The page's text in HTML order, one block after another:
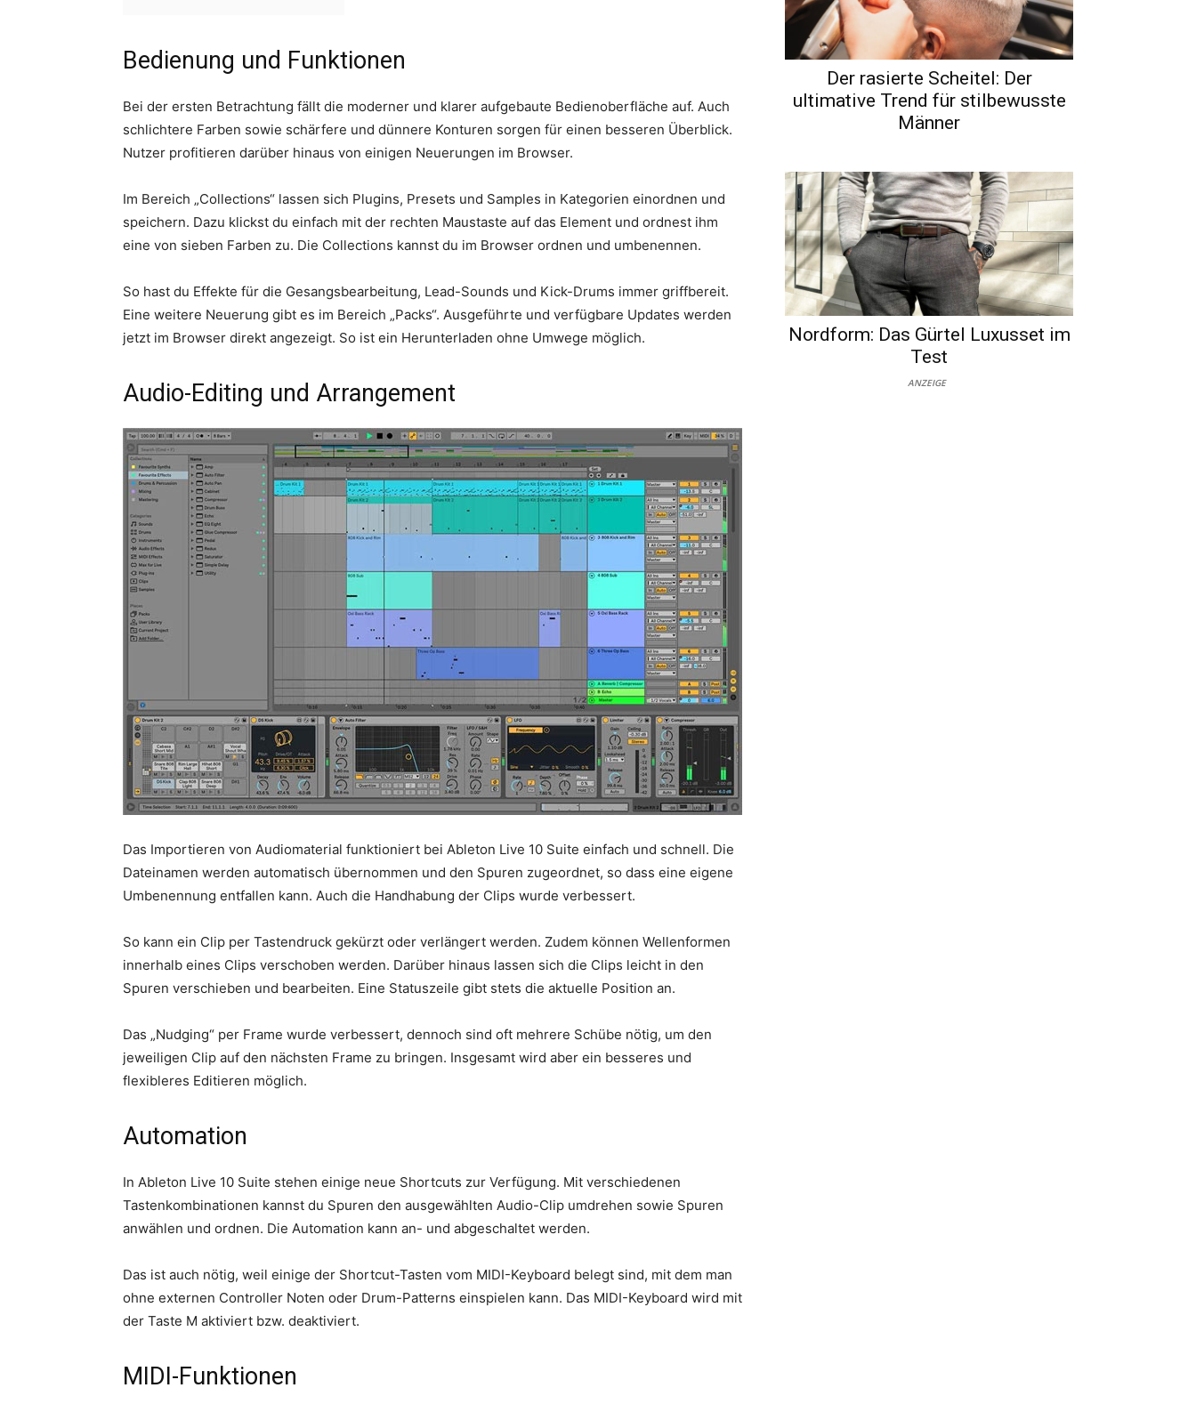
Bedienung und Funktionen
Bei der ersten Betrachtung fällt die moderner und klarer aufgebaute Bedienoberfläche auf. Auch
schlichtere Farben sowie schärfere und dünnere Konturen sorgen für einen besseren Überblick.
Nutzer profitieren darüber hinaus von einigen Neuerungen im Browser.
Im Bereich „Collections“ lassen sich Plugins, Presets und Samples in Kategorien einordnen und
speichern. Dazu klickst du einfach mit der rechten Maustaste auf das Element und ordnest ihm
eine von sieben Farben zu. Die Collections kannst du im Browser ordnen und umbenennen.
So hast du Effekte für die Gesangsbearbeitung, Lead-Sounds und Kick-Drums immer griffbereit.
Eine weitere Neuerung gibt es im Bereich „Packs“. Ausgeführte und verfügbare Updates werden
jetzt im Browser direkt angezeigt. So ist ein Herunterladen ohne Umwege möglich.
Audio-Editing und Arrangement
Das Importieren von Audiomaterial funktioniert bei Ableton Live 10 Suite einfach und schnell. Die
Dateinamen werden automatisch übernommen und den Spuren zugeordnet, so dass eine eigene
Umbenennung entfallen kann. Auch die Handhabung der Clips wurde verbessert.
So kann ein Clip per Tastendruck gekürzt oder verlängert werden. Zudem können Wellenformen
innerhalb eines Clips verschoben werden. Darüber hinaus lassen sich die Clips leicht in den
Spuren verschieben und bearbeiten. Eine Statuszeile gibt stets die aktuelle Position an.
Das „Nudging“ per Frame wurde verbessert, dennoch sind oft mehrere Schübe nötig, um den
jeweiligen Clip auf den nächsten Frame zu bringen. Insgesamt wird aber ein besseres und
flexibleres Editieren möglich.
Automation
In Ableton Live 10 Suite stehen einige neue Shortcuts zur Verfügung. Mit verschiedenen
Tastenkombinationen kannst du Spuren den ausgewählten Audio-Clip umdrehen sowie Spuren
anwählen und ordnen. Die Automation kann an- und abgeschaltet werden.
Das ist auch nötig, weil einige der Shortcut-Tasten vom MIDI-Keyboard belegt sind, mit dem man
ohne externen Controller Noten oder Drum-Patterns einspielen kann. Das MIDI-Keyboard wird mit
der Taste M aktiviert bzw. deaktiviert.
MIDI-Funktionen
Der rasierte Scheitel: Der
ultimative Trend für stilbewusste
Männer
Nordform: Das Gürtel Luxusset im
Test
ANZEIGE